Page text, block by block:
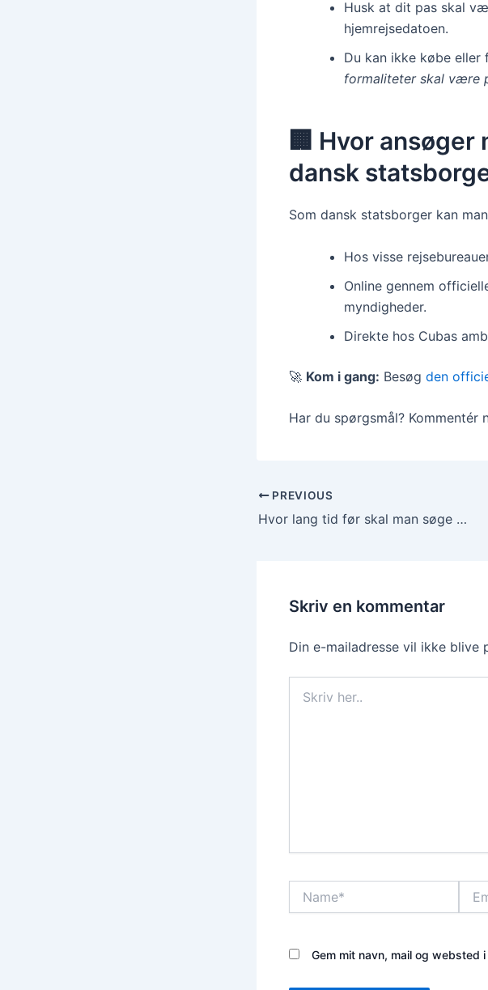
Husk at dit pas skal
hjemrejsedatoen.
Du kan ikke købe
formaliteter skal være
🏢 Hvor ansøger
dansk
Som dansk statsborger kan
Hos visse
Online gennem
myndigheder.
Direkte hos Cubas
🚀 Kom i gang: Besøg den
Har du spørgsmål?
PREVIOUS
Hvor lang tid før skal man søge visum til Canada? 🇨🇦 (2025)
Skriv en kommentar
Din e-mailadresse vil ikke blive
her..
Gem mit navn, mail og websted